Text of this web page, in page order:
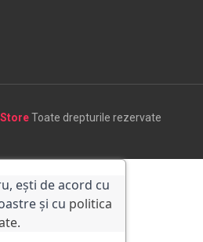
Toate drepturile rezervate
ești de acord cu
și cu politica